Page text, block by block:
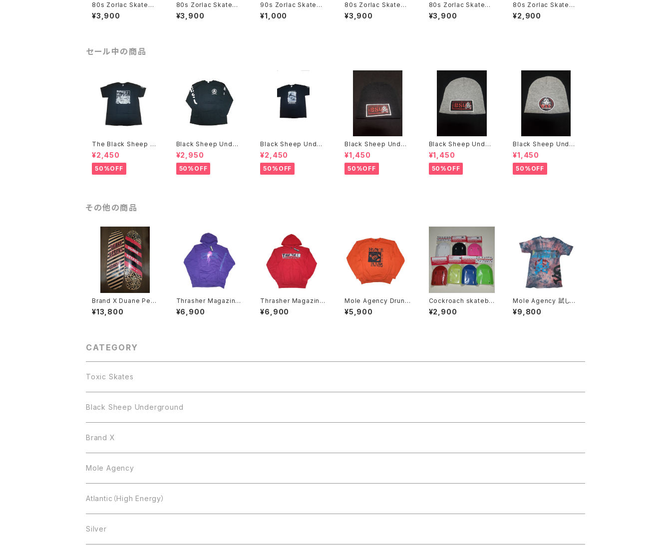
80s Zorlac Skatebo
ards ステッカー Pus
head サイキックメタリ
¥3,900
80s Zorlac Skatebo
ards ステッカー Pus
head ガーゴイル2
¥3,900
90s Zorlac Skatebo
ards ステッカー スケー
トボード ヴィンテージ
¥1,000
80s Zorlac Skatebo
ards ステッカー Pus
head ダブルカット
¥3,900
80s Zorlac Skatebo
ards ステッカー Pus
head メタリカ2 Metal
¥3,900
80s Zorlac Skatebo
ards ステッカー skate
tough or go home
¥2,900
セール中の商品
The Black Sheep U
nderground Bobby
Brown アートTシャツ
¥2,450
50%OFF
Black Sheep Under
ground NOW WE FI
GHT BACK L/S Tシャ
ツ
¥2,950
50%OFF
Black Sheep Under
ground Bill Danforth
Tシャツ
¥2,450
50%OFF
Black Sheep Under
ground ニットキャッ
プ
¥1,450
50%OFF
Black Sheep Under
ground ニットキャップ
¥1,450
50%OFF
Black Sheep Under
ground ニットキャップ
¥1,450
50%OFF
その他の商品
Brand X Duane Pete
rs "Bullet-Pig" Jay
Adams Shape スケ
¥13,800
Thrasher Magazine
x Atlantic Drift パー
カー
¥6,900
Thrasher Magazine
x Baker Skateboard
s パーカー
¥6,900
Mole Agency Drunk
Injuns スウェット Skat
e Rock
¥5,900
Cockroach skatebo
ards Roach Pods ラ
イザー パッド
¥2,900
Mole Agency 試し刷
り Tシャツ 後染め 手刷
り
¥9,800
CATEGORY
Toxic Skates
Black Sheep Underground
Brand X
Mole Agency
Atlantic（High Energy）
Silver